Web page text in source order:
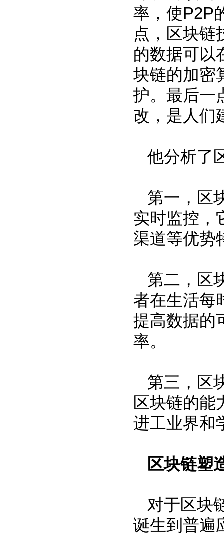
率，使P2P
点，区块链
的数据可以
块链的加密
护。最后一
改，是人们
他分析了
第一，区
实时监控，
渠道等优势
第二，区
者在生活每
提高数据的
率。
第三，区
区块链的能
进工业界和
区块链塑
对于区块
诞生到普遍